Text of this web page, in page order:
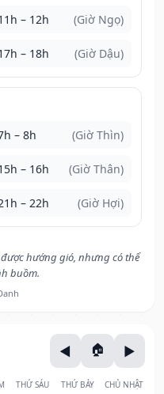
– 12h (Giờ Ngọ)
– 18h (Giờ Dậu)
– 8h (Giờ Thìn)
– 16h (Giờ Thân)
– 22h (Giờ Hợi)
hướng gió, nhưng có thể
buồm.
THỨ SÁU THỨ BẢY CHỦ NHẬT